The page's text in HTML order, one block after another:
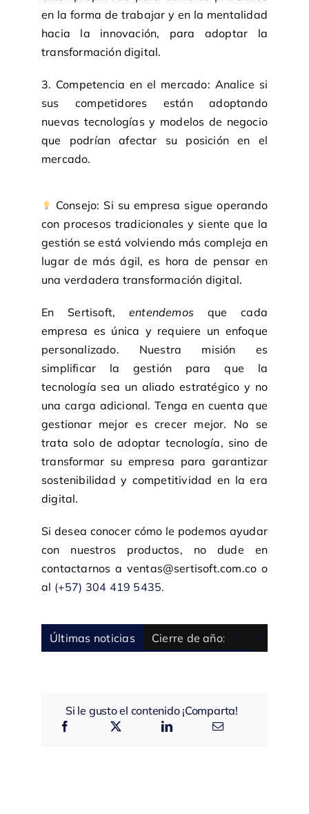
en la forma de trabajar y en la mentalidad
hacia la innovación, para adoptar la
transformación digital.
3. Competencia en el mercado: Analice si
sus competidores están adoptando
nuevas tecnologías y modelos de negocio
que podrían afectar su posición en el
mercado.
Consejo: Si su empresa sigue operando
con procesos tradicionales y siente que la
gestión se está volviendo más compleja en
lugar de más ágil, es hora de pensar en
una verdadera transformación digital.
En Sertisoft,entendemos que cada
empresa es única y requiere un enfoque
personalizado. Nuestra misión es
simplificar la gestión para que la
tecnología sea un aliado estratégico y no
una carga adicional. Tenga en cuenta que
gestionar mejor es crecer mejor. No se
trata solo de adoptar tecnología, sino de
transformar su empresa para garantizar
sostenibilidad y competitividad en la era
digital.
Si desea conocer cómo le podemos ayudar
con nuestros productos, no dude en
contactarnos a ventas@sertisoft.com.co o
al (+57) 304 419 5435.
Últimas noticias Cierre de año: 5 preguntas
 
Si le gusto el contenido ¡Comparta!